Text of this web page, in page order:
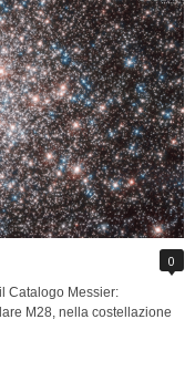
0
Catalogo Messier:
M28, nella costellazione